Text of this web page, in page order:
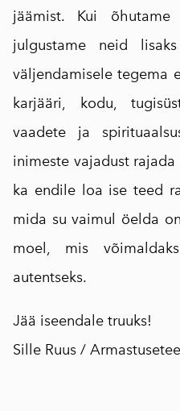
jäämist. Kui
julgustame neid
väljendamisele tegema
karjääri, kodu,
vaadete ja
inimeste vajadust
ka endile loa ise teed
mida su vaimul öelda
moel, mis
autentseks.
Jää iseendale truuks!
Sille Ruus / Armastusetee